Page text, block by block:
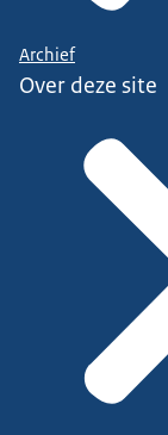
Archief
Over deze site